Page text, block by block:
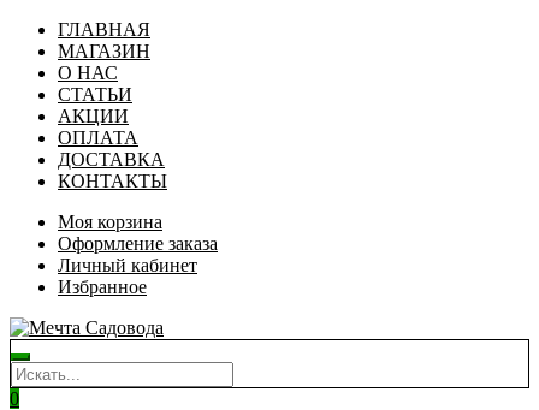
ГЛАВНАЯ
МАГАЗИН
О НАС
СТАТЬИ
АКЦИИ
ОПЛАТА
ДОСТАВКА
КОНТАКТЫ
Моя корзина
Оформление заказа
Личный кабинет
Избранное
0